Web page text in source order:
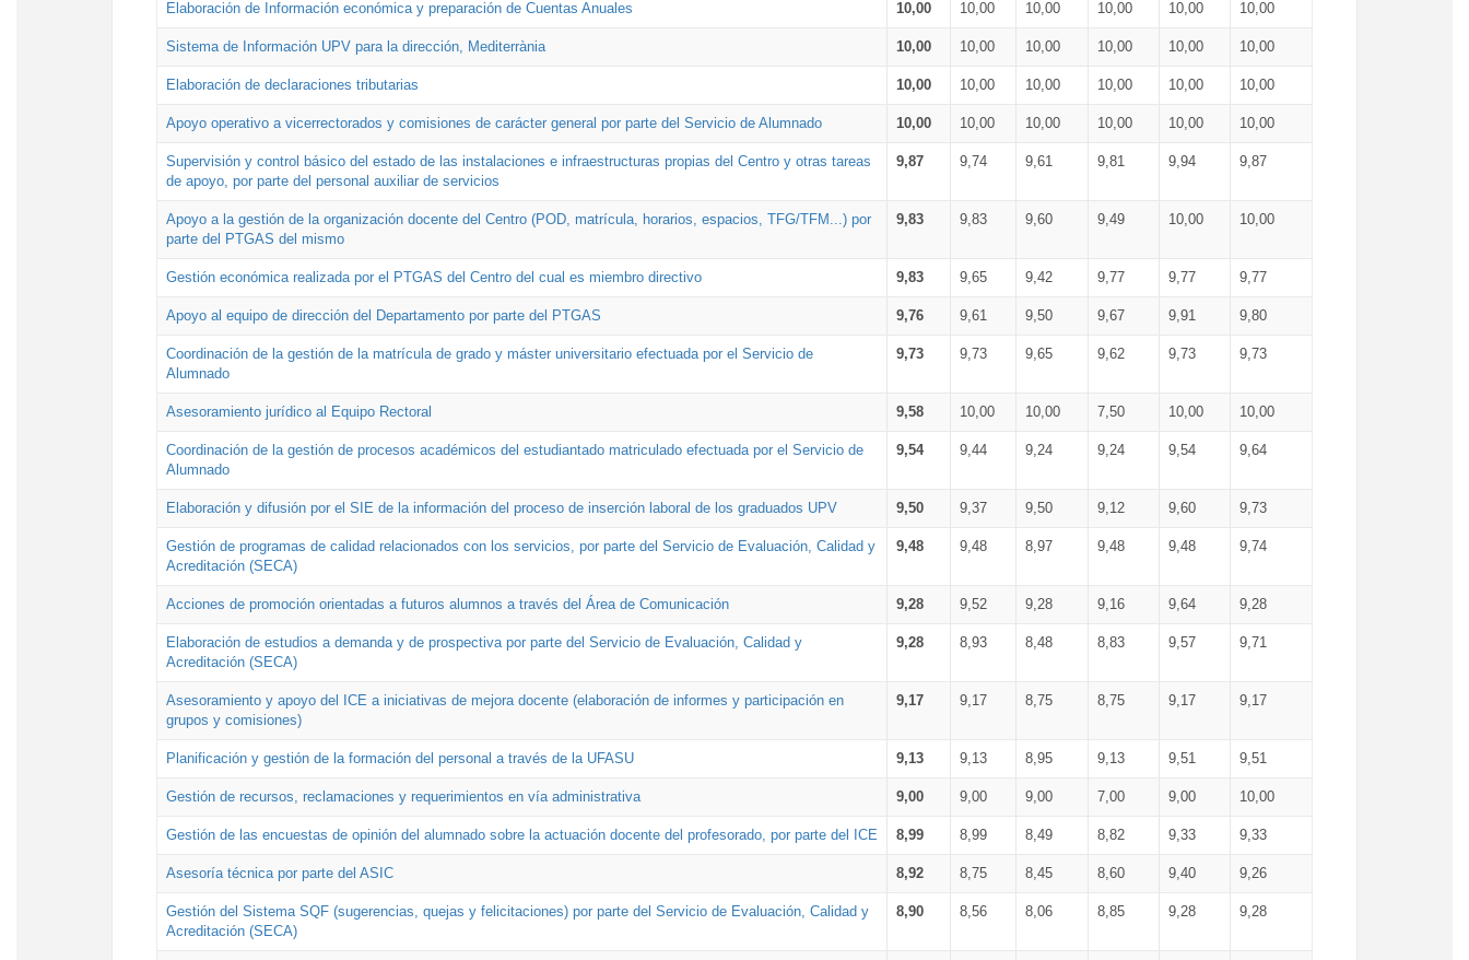
Elaboración de Información económica y preparación de Cuentas Anuales 10,00 10,00 10,00 10,00 10,00 10,00
Sistema de Información UPV para la dirección, Mediterrània 10,00 10,00 10,00 10,00 10,00 10,00
Elaboración de declaraciones tributarias 10,00 10,00 10,00 10,00 10,00 10,00
Apoyo operativo a vicerrectorados y comisiones de carácter general por parte del Servicio de Alumnado 10,00 10,00 10,00 10,00 10,00 10,00
Supervisión y control básico del estado de las instalaciones e infraestructuras propias del Centro y otras tareas
de apoyo, por parte del personal auxiliar de servicios
9,87 9,74 9,61 9,81 9,94 9,87
Apoyo a la gestión de la organización docente del Centro (POD, matrícula, horarios, espacios, TFG/TFM...) por
parte del PTGAS del mismo
9,83 9,83 9,60 9,49 10,00 10,00
Gestión económica realizada por el PTGAS del Centro del cual es miembro directivo 9,83 9,65 9,42 9,77 9,77 9,77
Apoyo al equipo de dirección del Departamento por parte del PTGAS 9,76 9,61 9,50 9,67 9,91 9,80
Coordinación de la gestión de la matrícula de grado y máster universitario efectuada por el Servicio de
Alumnado
9,73 9,73 9,65 9,62 9,73 9,73
Asesoramiento jurídico al Equipo Rectoral 9,58 10,00 10,00 7,50 10,00 10,00
Coordinación de la gestión de procesos académicos del estudiantado matriculado efectuada por el Servicio de
Alumnado
9,54 9,44 9,24 9,24 9,54 9,64
Elaboración y difusión por el SIE de la información del proceso de inserción laboral de los graduados UPV 9,50 9,37 9,50 9,12 9,60 9,73
Gestión de programas de calidad relacionados con los servicios, por parte del Servicio de Evaluación, Calidad y
Acreditación (SECA)
9,48 9,48 8,97 9,48 9,48 9,74
Acciones de promoción orientadas a futuros alumnos a través del Área de Comunicación 9,28 9,52 9,28 9,16 9,64 9,28
Elaboración de estudios a demanda y de prospectiva por parte del Servicio de Evaluación, Calidad y
Acreditación (SECA)
9,28 8,93 8,48 8,83 9,57 9,71
Asesoramiento y apoyo del ICE a iniciativas de mejora docente (elaboración de informes y participación en
grupos y comisiones)
9,17 9,17 8,75 8,75 9,17 9,17
Planificación y gestión de la formación del personal a través de la UFASU 9,13 9,13 8,95 9,13 9,51 9,51
Gestión de recursos, reclamaciones y requerimientos en vía administrativa 9,00 9,00 9,00 7,00 9,00 10,00
Gestión de las encuestas de opinión del alumnado sobre la actuación docente del profesorado, por parte del ICE 8,99 8,99 8,49 8,82 9,33 9,33
Asesoría técnica por parte del ASIC 8,92 8,75 8,45 8,60 9,40 9,26
Gestión del Sistema SQF (sugerencias, quejas y felicitaciones) por parte del Servicio de Evaluación, Calidad y
Acreditación (SECA)
8,90 8,56 8,06 8,85 9,28 9,28